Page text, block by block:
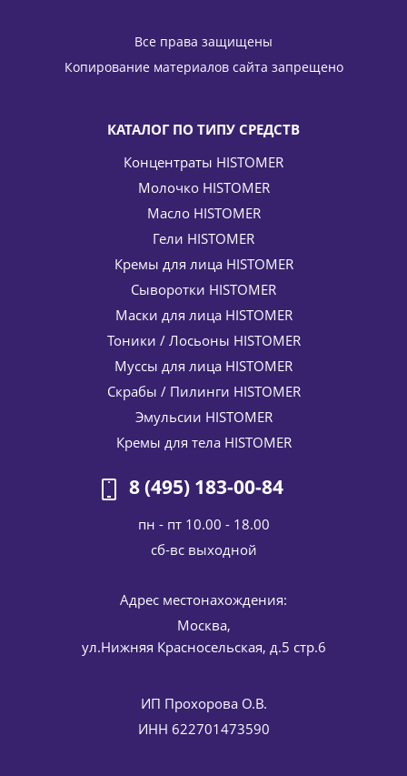
Все права защищены
Копирование материалов сайта запрещено
КАТАЛОГ ПО ТИПУ СРЕДСТВ
Концентраты HISTOMER
Молочко HISTOMER
Масло HISTOMER
Гели HISTOMER
Кремы для лица HISTOMER
Сыворотки HISTOMER
Маски для лица HISTOMER
Тоники / Лосьоны HISTOMER
Муссы для лица HISTOMER
Скрабы / Пилинги HISTOMER
Эмульсии HISTOMER
Кремы для тела HISTOMER
8 (495) 183-00-84
пн - пт 10.00 - 18.00
cб-вс выходной
Адрес местонахождения:
Москва,
ул.Нижняя Красносельская, д.5 стр.6
ИП Прохорова О.В.
ИНН 622701473590